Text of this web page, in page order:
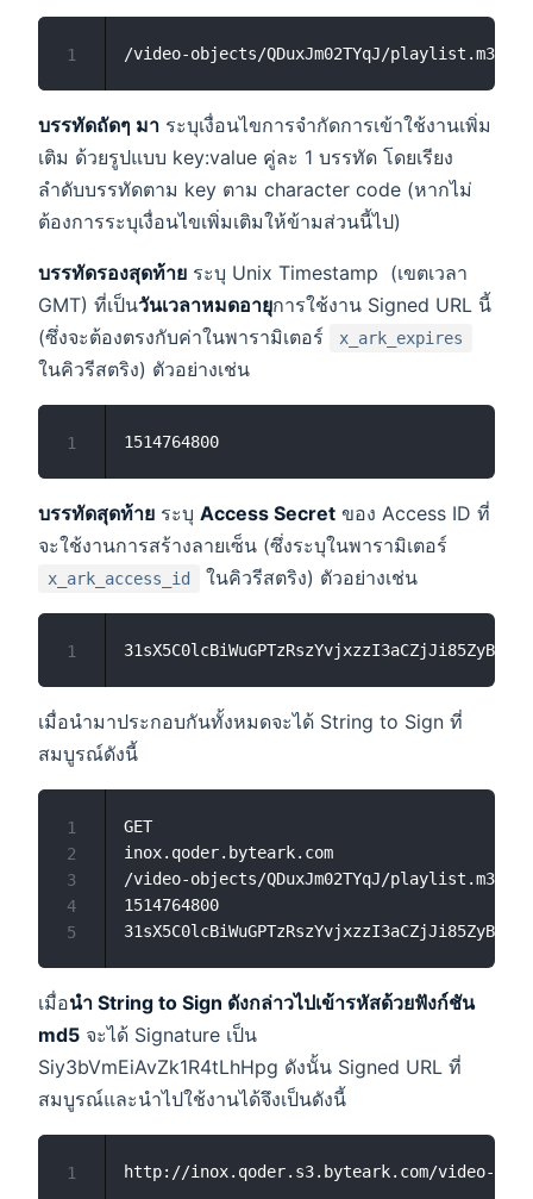
1
บรรทัดถัดๆ มา ระบุเงื่อนไขการจำกัดการเข้าใช้งานเพิ่ม
เติม ด้วยรูปแบบ key:value คู่ละ 1 บรรทัด โดยเรียง
ลำดับบรรทัดตาม key ตาม character code (หากไม่
ต้องการระบุเงื่อนไขเพิ่มเติมให้ข้ามส่วนนี้ไป)
บรรทัดรองสุดท้าย ระบุ Unix Timestamp (เขตเวลา
GMT) ที่เป็นวันเวลาหมดอายุการใช้งาน Signed URL นี้
(ซึ่งจะต้องตรงกับค่าในพารามิเตอร์
x_ark_expires
ในคิวรีสตริง) ตัวอย่างเช่น
1
บรรทัดสุดท้าย ระบุ Access Secret ของ Access ID ที่
จะใช้งานการสร้างลายเซ็น (ซึ่งระบุในพารามิเตอร์
x_ark_access_id ในคิวรีสตริง) ตัวอย่างเช่น
1
เมื่อนำมาประกอบกันทั้งหมดจะได้ String to Sign ที่
สมบูรณ์ดังนี้
GET
inox.qoder.byteark.com
/video-objects/QDuxJm02TYqJ/playlist.m3u8
1514764800
1
2
3
4
5
เมื่อนำ String to Sign ดังกล่าวไปเข้ารหัสด้วยฟังก์ชัน
md5 จะได้ Signature เป็น
Siy3bVmEiAvZk1R4tLhHpg ดังนั้น Signed URL ที่
สมบูรณ์และนำไปใช้งานได้จึงเป็นดังนี้
1